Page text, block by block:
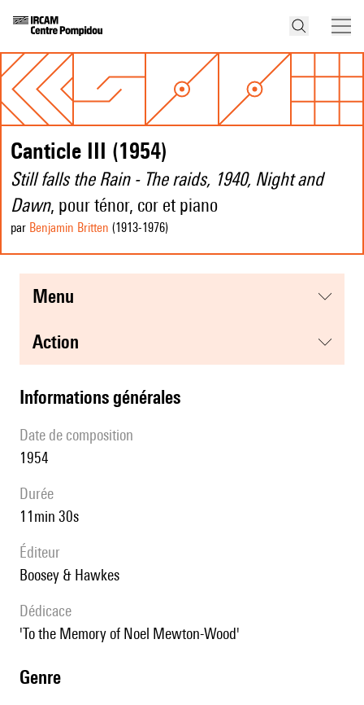
Canticle III (1954)
Still falls the Rain - The raids, 1940, Night and
Dawn, pour ténor, cor et piano
par Benjamin Britten (1913-1976)
menu
action
informations générales
date de composition
1954
durée
11min 30s
éditeur
Boosey & Hawkes
Dédicace
'To the Memory of Noel Mewton-Wood'
genre